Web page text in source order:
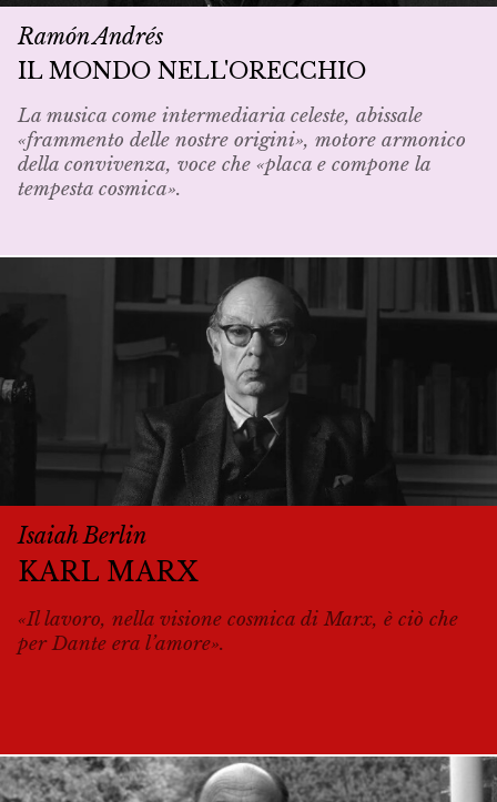
Ramón Andrés
IL MONDO NELL'ORECCHIO
La musica come intermediaria celeste, abissale
«frammento delle nostre origini», motore armonico
della convivenza, voce che «placa e compone la
tempesta cosmica».
Isaiah Berlin
KARL MARX
«Il lavoro, nella visione cosmica di Marx, è ciò che
per Dante era l’amore».